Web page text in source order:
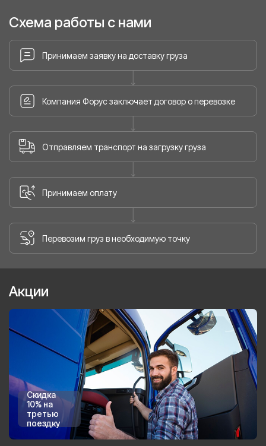
Схема работы с нами
Принимаем заявку на доставку груза
Компания Форус заключает договор о перевозке
Отправляем транспорт на загрузку груза
Принимаем оплату
Перевозим груз в необходимую точку
Акции
Скидка
10% на
третью
поездку